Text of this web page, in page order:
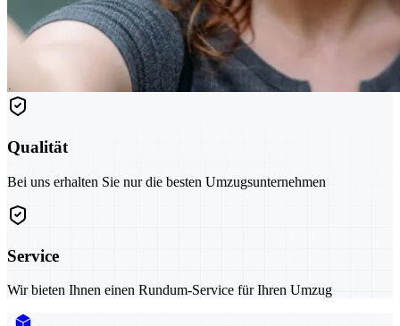
Qualität
Bei uns erhalten Sie nur die besten Umzugsunternehmen
Service
Wir bieten Ihnen einen Rundum-Service für Ihren Umzug